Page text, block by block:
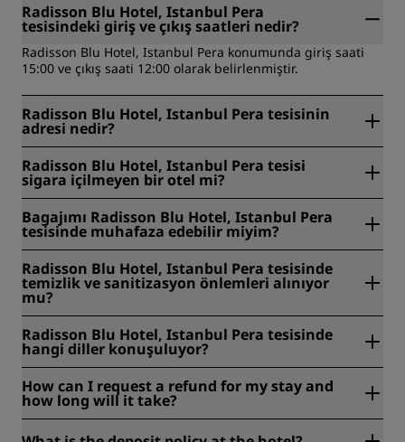
Radisson Blu Hotel, Istanbul Pera
tesisindeki giriş ve çıkış saatleri nedir?
Radisson Blu Hotel, Istanbul Pera konumunda giriş saati
15:00 ve çıkış saati 12:00 olarak belirlenmiştir.
Radisson Blu Hotel, Istanbul Pera tesisinin
adresi nedir?
Refik Saydam, İstanbul, Türkiye konumunda bulunur.
Radisson Blu Hotel, Istanbul Pera tesisi
sigara içilmeyen bir otel mi?
tesistir.
Bagajımı Radisson Blu Hotel, Istanbul Pera
tesisinde muhafaza edebilir miyim?
saklama hizmeti mevcuttur.
Radisson Blu Hotel, Istanbul Pera tesisinde
temizlik ve sanitizasyon önlemleri alınıyor
mu?
emniyetini ve güvenliğini sağlamak amacıyla alınan
temizlik ve sanitasyon önlemleri bulunmaktadır. Daha fazla
bilgi için:https://www.radissonhotels.com/tr-tr/saglik-
guvenlik
Radisson Blu Hotel, Istanbul Pera tesisinde
hangi diller konuşuluyor?
konusunda yardımcı olmaktan mutluluk duyar.
How can I request a refund for my stay and
how long will it take?